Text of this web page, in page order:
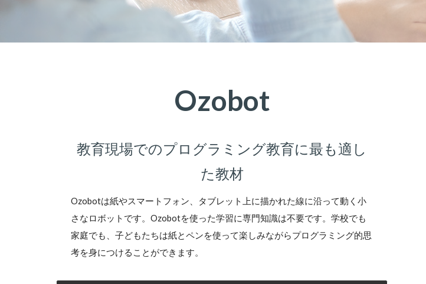
Ozobot
教育現場でのプログラミング教育に最も適し
た教材
Ozobotは紙やスマートフォン、タブレット上に描かれた線に沿って動く小
さなロボットです。Ozobotを使った学習に専門知識は不要です。学校でも
家庭でも、子どもたちは紙とペンを使って楽しみながらプログラミング的思
考を身につけることができます。